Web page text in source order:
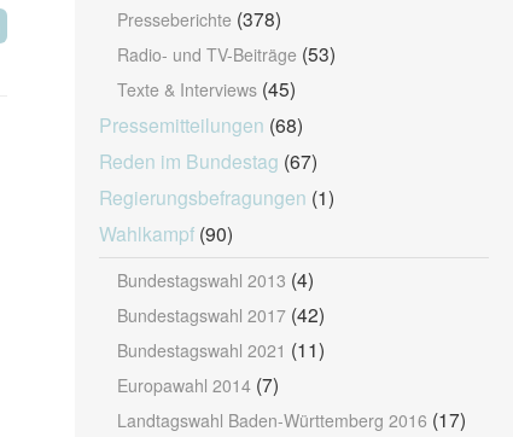
Presseberichte (378)
Radio- und TV-Beiträge (53)
Texte & Interviews(45)
Pressemitteilungen (68)
Reden im Bundestag (67)
Regierungsbefragungen (1)
Wahlkampf(90)
Bundestagswahl 2013 (4)
Bundestagswahl 2017(42)
Bundestagswahl 2021 (11)
Europawahl 2014(7)
Landtagswahl Baden-Württemberg 2016 (17)